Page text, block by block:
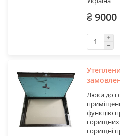
₴ 9000
Люки до
функцію
горищні